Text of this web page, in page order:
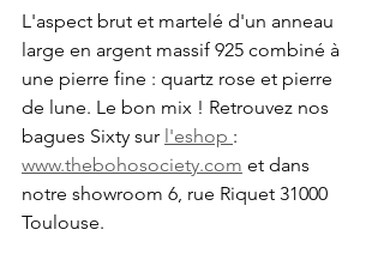
L'aspect brut et martelé d'un anneau
large en argent massif 925 combiné à
une pierre fine : quartz rose et pierre
de lune. Le bon mix ! Retrouvez nos
bagues Sixty sur l'eshop :
www.thebohosociety.com et dans
notre showroom 6, rue Riquet 31000
Toulouse.